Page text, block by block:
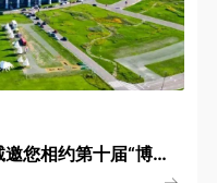
8月23-26日·内蒙古 | 诺斯顿诚邀您相约第十届“博博会”